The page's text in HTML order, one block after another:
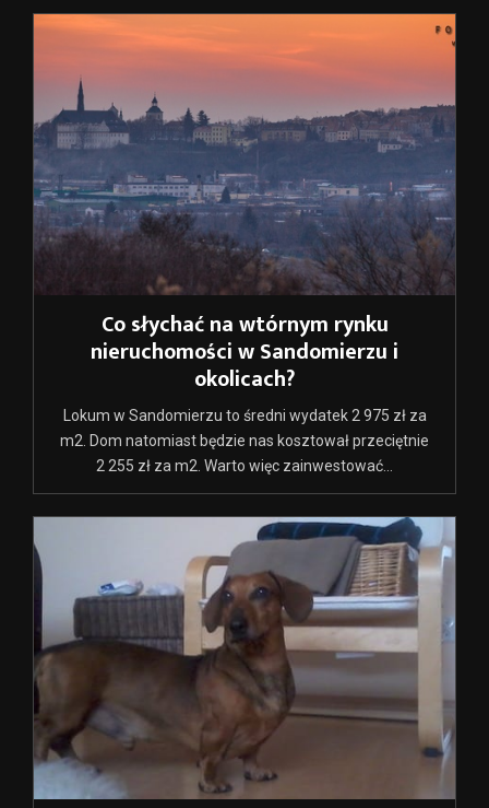
Co słychać na wtórnym rynku
nieruchomości w Sandomierzu i
okolicach?
Lokum w Sandomierzu to średni wydatek 2 975 zł za
m2. Dom natomiast będzie nas kosztował przeciętnie
2 255 zł za m2. Warto więc zainwestować...